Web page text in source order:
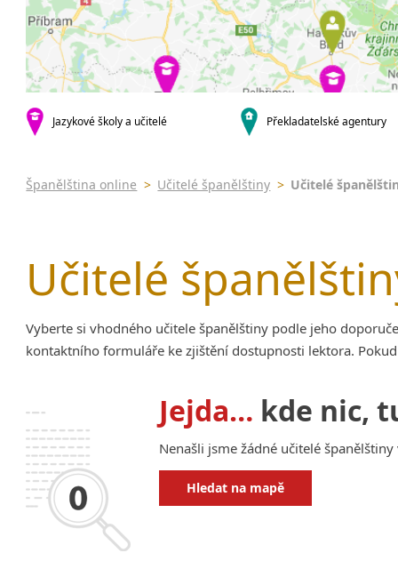
krajská města
Brno
Plzeň
Liberec
malá města podle abecedy
Online
Skype
kurzy s
Jazykové školy a učitelé Překladatelské agentury
Španělština online > Učitelé španělštiny > Učitelé
Učitelé
Vyberte si vhodného učitele španělštiny podle jeho
kontaktního formuláře ke zjištění dostupnosti lektora.
Jejda… kde nic,
Nenašli jsme žádné učitelé
Hledat na mapě